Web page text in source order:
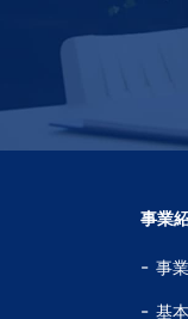
事業
事
基